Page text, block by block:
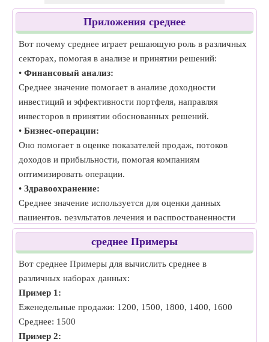
Приложения среднее
Вот почему среднее играет решающую роль в различных
секторах, помогая в анализе и принятии решений:
• Финансовый анализ:
Среднее значение помогает в анализе доходности
инвестиций и эффективности портфеля, направляя
инвесторов в принятии обоснованных решений.
• Бизнес-операции:
Оно помогает в оценке показателей продаж, потоков
доходов и прибыльности, помогая компаниям
оптимизировать операции.
• Здравоохранение:
Среднее значение используется для оценки данных
пациентов, результатов лечения и распространенности
заболеваний, помогая специалистам здравоохранения
контролировать здоровье населения.
•Образование:
Оно помогает в оценке успеваемости учащихся, анализе
результатов тестов и выявлении пробелов в обучении,
принося пользу образовательным учреждениям и
преподавателям.
•Исследования рынка:
среднее Примеры
Вот среднее Примеры для вычислить среднее в
различных наборах данных:
Пример 1:
Еженедельные продажи: 1200, 1500, 1800, 1400, 1600
Среднее: 1500
Пример 2: